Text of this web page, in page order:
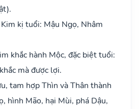
kị tuổi: Mậu Ngọ, Nhâm
khắc hành Mộc, đặc biệt tuổi:
mà được lợi.
tam hợp Thìn và Thân thành
hình Mão, hại Mùi, phá Dậu,